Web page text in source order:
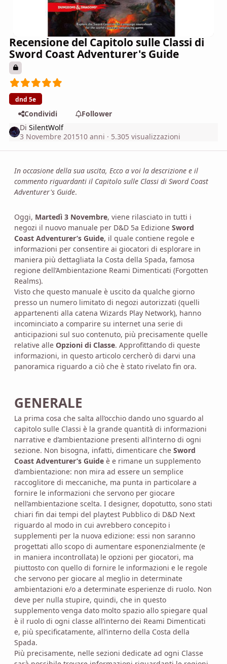
Recensione del Capitolo sulle Classi di
Sword Coast Adventurer's Guide
dnd 5e
Condividi
Follower
DiSilentWolf
3 Novembre 201510 anni · 5.305 visualizzazioni
In occasione della sua uscita, Ecco a voi la descrizione e il
commento riguardanti il Capitolo sulle Classi di Sword Coast
Adventurer's Guide.
Oggi, Martedì 3 Novembre, viene rilasciato in tutti i
negozi il nuovo manuale per D&D 5a Edizione Sword
Coast Adventurer’s Guide, il quale contiene regole e
informazioni per consentire ai giocatori di esplorare in
maniera più dettagliata la Costa della Spada, famosa
regione dell’Ambientazione Reami Dimenticati (Forgotten
Realms).
Visto che questo manuale è uscito da qualche giorno
presso un numero limitato di negozi autorizzati (quelli
appartenenti alla catena Wizards Play Network), hanno
incominciato a comparire su internet una serie di
anticipazioni sul suo contenuto, più precisamente quelle
relative alle Opzioni di Classe. Approfittando di queste
informazioni, in questo articolo cercherò di darvi una
panoramica riguardo a ciò che è stato rivelato fin ora.
GENERALE
La prima cosa che salta all’occhio dando uno sguardo al
capitolo sulle Classi è la grande quantità di informazioni
narrative e d’ambientazione presenti all’interno di ogni
sezione. Non bisogna, infatti, dimenticare che Sword
Coast Adventurer’s Guide è e rimane un supplemento
d’ambientazione: non mira ad essere un semplice
raccoglitore di meccaniche, ma punta in particolare a
fornire le informazioni che servono per giocare
nell’ambientazione scelta. I designer, dopotutto, sono stati
chiari fin dai tempi del playtest Pubblico di D&D Next
riguardo al modo in cui avrebbero concepito i
supplementi per la nuova edizione: essi non saranno
progettati allo scopo di aumentare esponenzialmente (e
in maniera incontrollata) le opzioni per giocatori, ma
piuttosto con quello di fornire le informazioni e le regole
che servono per giocare al meglio in determinate
ambientazioni e/o a determinate esperienze di ruolo. Non
deve per nulla stupire, quindi, che in questo
supplemento venga dato molto spazio allo spiegare qual
è il ruolo di ogni classe all’interno dei Reami Dimenticati
e, più specificatamente, all’interno della Costa della
Spada.
Più precisamente, nelle sezioni dedicate ad ogni Classe